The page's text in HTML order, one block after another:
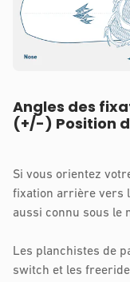
Angles des
(+/-) Position
Si vous orientez
fixation arrière vers
aussi connu sous le
Les planchistes de
switch et les